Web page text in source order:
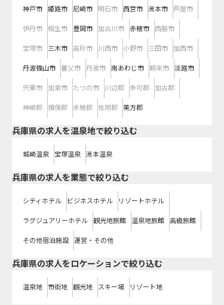
神戸市 姫路市 尼崎市 明石市 西宮市 洲本市 芦屋市
伊丹市 相生市 豊岡市 加古川市 赤穂市 西脇市
宝塚市 三木市 高砂市 川西市 小野市 三田市 加西市
丹波篠山市 養父市 丹波市 南あわじ市 朝来市 淡路市
宍粟市 加東市 たつの市 川辺郡 多可郡 加古郡
神崎郡 揖保郡 赤穂郡 佐用郡 美方郡
兵庫県の求人を温泉地で絞り込む
城崎温泉 宝塚温泉 洲本温泉
兵庫県の求人を業態で絞り込む
シティホテル ビジネスホテル リゾートホテル
ラグジュアリーホテル 観光地旅館 温泉地旅館 高級旅館
その他宿泊施設 運営・その他
兵庫県の求人をロケーションで絞り込む
温泉地 市街地 観光地 スキー場 リゾート地